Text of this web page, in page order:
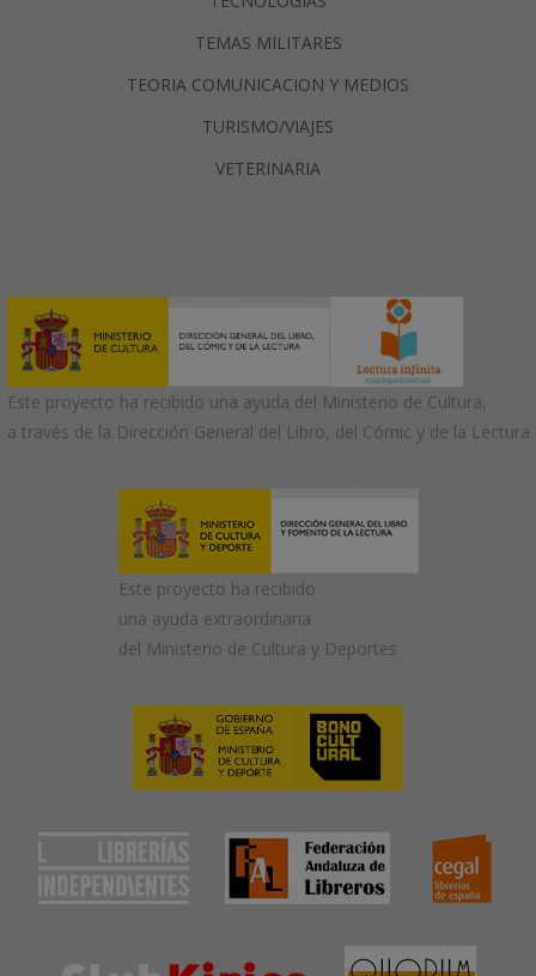
TEMAS MILITARES
TEORIA COMUNICACION Y MEDIOS
TURISMO/VIAJES
VETERINARIA
Este proyecto ha recibido una ayuda del Ministerio de Cultura,
a través de la Dirección General del Libro, del Cómic y de la Lectura
Este proyecto ha recibido
una ayuda extraordinaria
del Ministerio de Cultura y Deportes